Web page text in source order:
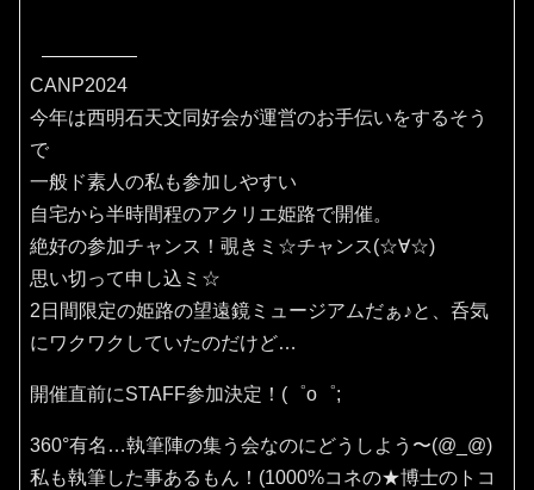
CANP2024
今年は西明石天文同好会が運営のお手伝いをするそう
で
一般ド素人の私も参加しやすい
自宅から半時間程のアクリエ姫路で開催。
絶好の参加チャンス！覗きミ☆チャンス(⁠☆⁠∀☆⁠)
思い切って申し込ミ☆
2日間限定の姫路の望遠鏡ミュージアムだぁ♪と、呑気
にワクワクしていたのだけど…
開催直前にSTAFF参加決定！(⁠゜⁠o⁠゜⁠;
360°有名…執筆陣の集う会なのにどうしよう〜(⁠@⁠_⁠@⁠)
私も執筆した事あるもん！(1000%コネの★博士のトコ